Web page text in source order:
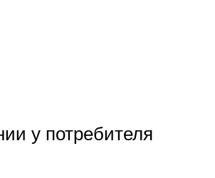
у потребителя